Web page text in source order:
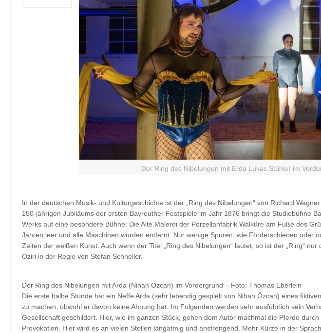
Der Ring des Nibelungen mit Erda Lukas Stühle) im
In der deutschen Musik- und Kulturgeschichte ist der „Ring des Nibelungen“ von Richard
150-jährigen Jubiläums der ersten Bayreuther Festspiele im Jahr 1876 bringt die Studiobühne
Werks auf eine besondere Bühne: Die Alte Malerei der Porzellanfabrik Walküre am Fuße des
Jahren leer und alle Maschinen wurden entfernt. Nur wenige Spuren, wie Förderschienen oder
Zeiten der weißen Kunst. Auch wenn der Titel „Ring des Nibelungen“ lautet, so ist der „Ring“
Öziri in der Regie von Stefan Schneller.
Der Ring des Nibelungen mit Arda (Nihan Özcan) im Vordergrund – Foto: Thomas Eberlein
Die erste halbe Stunde hat ein Neffe Arda (sehr lebendig gespielt von Nihan Özcan) eines
zu machen, obwohl er davon keine Ahnung hat. Im Folgenden werden sehr ausführlich sein
Gesellschaft geschildert. Hier, wie im ganzen Stück, gehen dem Autor machmal die Pferde
Provokation. Hier wird es an vielen Stellen langatmig und anstrengend. Mehr Kürze in der